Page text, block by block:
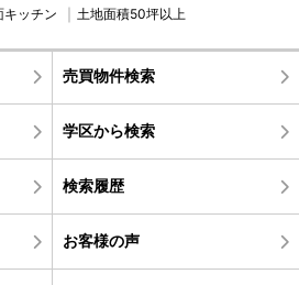
キッチン 土地面積50坪以上
売買物件検索
学区から検索
検索履歴
お客様の声